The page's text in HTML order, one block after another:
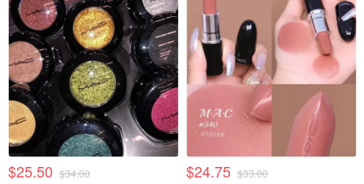
$25.50 $34.00 $24.75 $33.00